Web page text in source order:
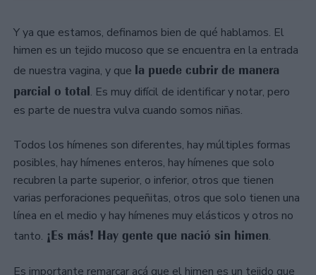
Y ya que estamos, definamos bien de qué hablamos. El
himen es un tejido mucoso que se encuentra en la entrada
de nuestra vagina, y que la puede cubrir de manera
parcial o total. Es muy difícil de identificar y notar, pero
es parte de nuestra vulva cuando somos niñas.
Todos los hímenes son diferentes, hay múltiples formas
posibles, hay hímenes enteros, hay hímenes que solo
recubren la parte superior, o inferior, otros que tienen
varias perforaciones pequeñitas, otros que solo tienen una
línea en el medio y hay hímenes muy elásticos y otros no
tanto. ¡Es más! Hay gente que nació sin himen.
Es importante remarcar acá que el himen es un tejido que